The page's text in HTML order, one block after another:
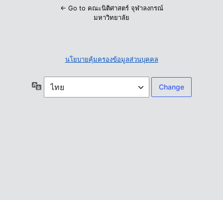
← Go to คณะนิติศาสตร์ จุฬาลงกรณ์
มหาวิทยาลัย
นโยบายคุ้มครองข้อมูลส่วนบุคคล
ภาษา